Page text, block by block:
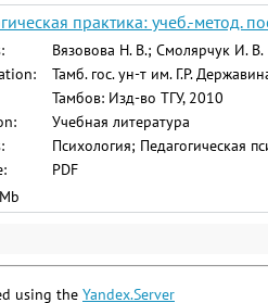
практика: учеб.-метод.
Вязовова Н. В.; Смолярчук И. В.
Тамб. гос. ун-т им. Г.Р.
Тамбов: Изд-во ТГУ, 2010
Учебная литература
Психология; Педагогическая
PDF
using the Yandex.Server